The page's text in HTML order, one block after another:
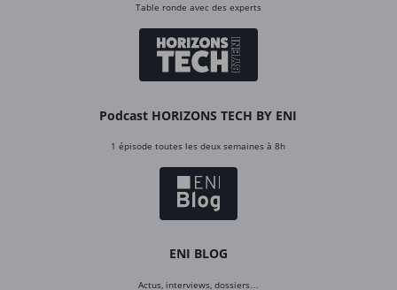
Table ronde avec des experts
Podcast HORIZONS TECH BY ENI
1 épisode toutes les deux semaines à 8h
ENI BLOG
Actus, interviews, dossiers…